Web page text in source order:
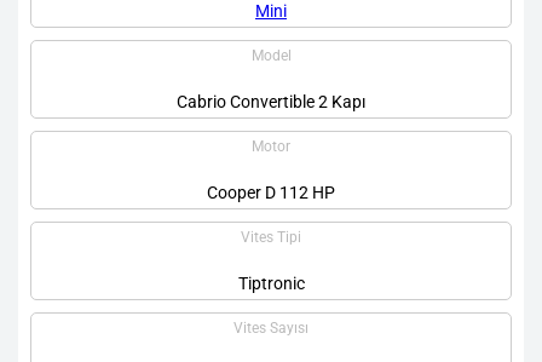
Mini
Model
Cabrio Convertible 2 Kapı
Motor
Cooper D 112 HP
Vites Tipi
Tiptronic
Vites Sayısı